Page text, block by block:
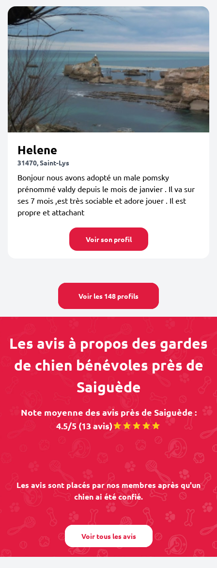
Helene
31470, Saint-Lys
Bonjour nous avons adopté un male pomsky
prénommé valdy depuis le mois de janvier . Il va sur
ses 7 mois ,est très sociable et adore jouer . Il est
propre et attachant
Voir son profil
Voir les 148 profils
Les avis à propos des gardes
de chien bénévoles près de
Saiguède
Note moyenne des avis près de Saiguède :
4.5/5 (13 avis)
Les avis sont placés par nos membres après qu'un
chien ai été confié.
Voir tous les avis